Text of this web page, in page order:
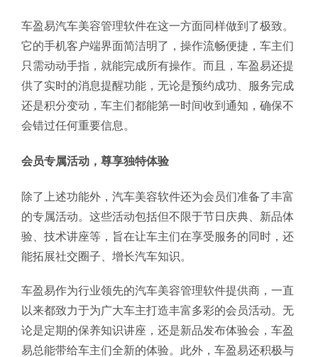
车盈易汽车美容管理软件在这一方面同样做到了极致。
它的手机客户端界面简洁明了，操作流畅便捷，车主们
只需动动手指，就能完成所有操作。而且，车盈易还提
供了实时的消息提醒功能，无论是预约成功、服务完成
还是积分变动，车主们都能第一时间收到通知，确保不
会错过任何重要信息。
会员专属活动，尊享独特体验
除了上述功能外，汽车美容软件还为会员们准备了丰富
的专属活动。这些活动包括但不限于节日庆典、新品体
验、技术讲座等，旨在让车主们在享受服务的同时，还
能拓展社交圈子、增长汽车知识。
车盈易作为行业领先的汽车美容管理软件提供商，一直
以来都致力于为广大车主打造丰富多彩的会员活动。无
论是定期的保养知识讲座，还是新品发布体验会，车盈
易总能带给车主们全新的体验。此外，车盈易还积极与